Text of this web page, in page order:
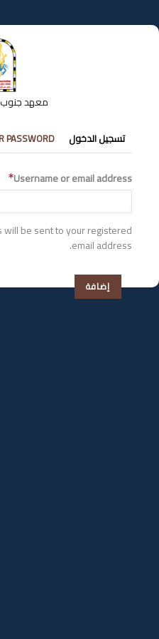
إلى
المحتوى
معهد جنوب
التبويبات
الأساسية
تسجيل الدخول PASSWORD
Username or email address
be sent to your registered
email address.